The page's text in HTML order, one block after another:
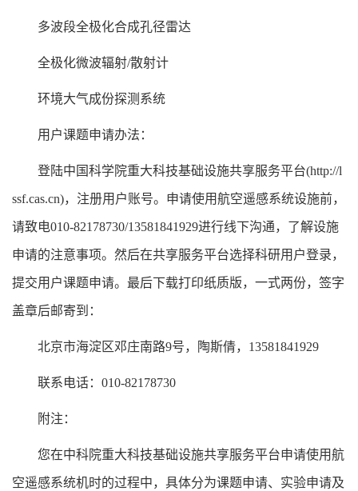
多波段全极化合成孔径雷达
全极化微波辐射/散射计
环境大气成份探测系统
用户课题申请办法：
登陆中国科学院重大科技基础设施共享服务平台(http://l
ssf.cas.cn)，注册用户账号。申请使用航空遥感系统设施前，
请致电010-82178730/13581841929进行线下沟通，了解设施
申请的注意事项。然后在共享服务平台选择科研用户登录，
提交用户课题申请。最后下载打印纸质版，一式两份，签字
盖章后邮寄到：
北京市海淀区邓庄南路9号，陶斯倩， 13581841929
联系电话： 010-82178730
附注：
您在中科院重大科技基础设施共享服务平台申请使用航
空遥感系统机时的过程中，具体分为课题申请、实验申请及